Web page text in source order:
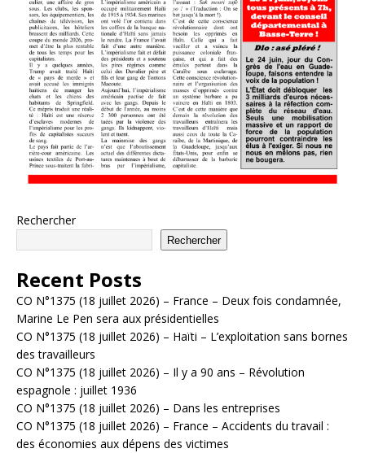
Rechercher
Rechercher
Recent Posts
CO N°1375 (18 juillet 2026) – France – Deux fois condamnée,
Marine Le Pen sera aux présidentielles
CO N°1375 (18 juillet 2026) – Haïti – L’exploitation sans bornes
des travailleurs
CO N°1375 (18 juillet 2026) – Il y a 90 ans – Révolution
espagnole : juillet 1936
CO N°1375 (18 juillet 2026) – Dans les entreprises
CO N°1375 (18 juillet 2026) – France – Accidents du travail :
des économies aux dépens des victimes